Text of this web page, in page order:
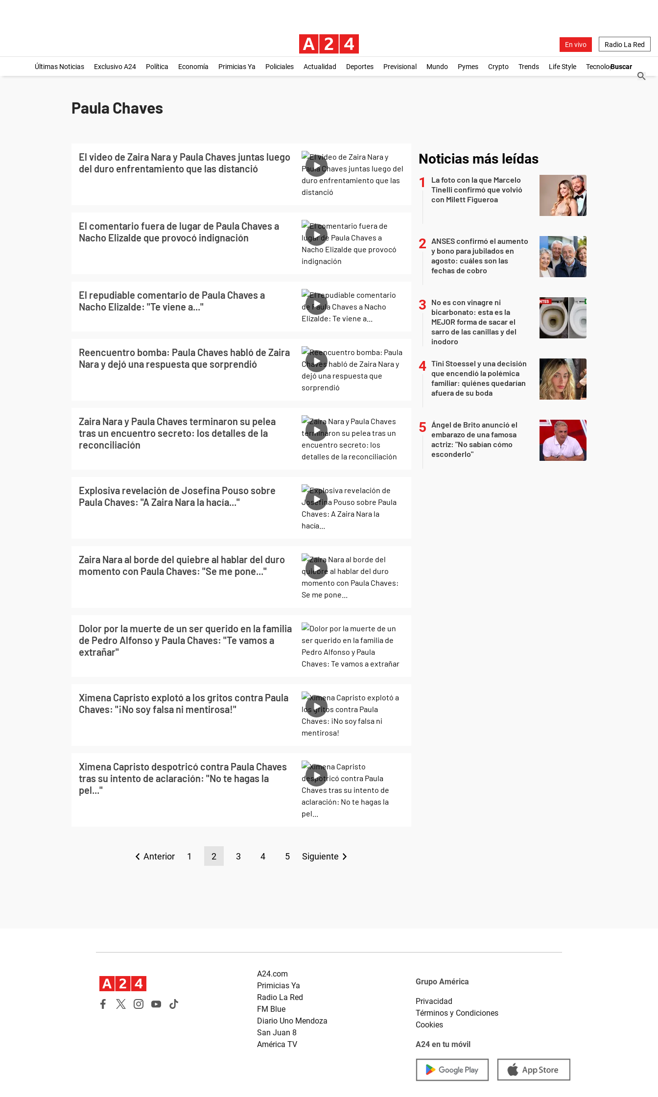
En vivo Radio La Red
Últimas Noticias Exclusivo A24 Política Economía Primicias Ya Policiales Actualidad Deportes Previsional Mundo Pymes Crypto Trends Life Style Tecnología
Paula Chaves
El video de Zaira Nara y Paula Chaves juntas luego
del duro enfrentamiento que las distanció
El comentario fuera de lugar de Paula Chaves a
Nacho Elizalde que provocó indignación
El repudiable comentario de Paula Chaves a
Nacho Elizalde: "Te viene a..."
Reencuentro bomba: Paula Chaves habló de Zaira
Nara y dejó una respuesta que sorprendió
Zaira Nara y Paula Chaves terminaron su pelea
tras un encuentro secreto: los detalles de la
reconciliación
Explosiva revelación de Josefina Pouso sobre
Paula Chaves: "A Zaira Nara la hacía..."
Zaira Nara al borde del quiebre al hablar del duro
momento con Paula Chaves: "Se me pone..."
Dolor por la muerte de un ser querido en la familia
de Pedro Alfonso y Paula Chaves: "Te vamos a
extrañar"
Ximena Capristo explotó a los gritos contra Paula
Chaves: "¡No soy falsa ni mentirosa!"
Ximena Capristo despotricó contra Paula Chaves
tras su intento de aclaración: "No te hagas la
pel..."
Anterior 1 2 3 4 5 Siguiente
Noticias más leídas
La foto con la que Marcelo
Tinelli confirmó que volvió
con Milett Figueroa
ANSES confirmó el aumento
y bono para jubilados en
agosto: cuáles son las
fechas de cobro
No es con vinagre ni
bicarbonato: esta es la
MEJOR forma de sacar el
sarro de las canillas y del
inodoro
Tini Stoessel y una decisión
que encendió la polémica
familiar: quiénes quedarían
afuera de su boda
Ángel de Brito anunció el
embarazo de una famosa
actriz: "No sabían cómo
esconderlo"
A24.com
Primicias Ya
Radio La Red
FM Blue
Diario Uno Mendoza
San Juan 8
América TV
Grupo América
Privacidad
Términos y Condiciones
Cookies
A24 en tu móvil